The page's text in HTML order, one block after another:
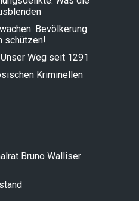
Bevölkerung
schützen!
Weg seit 1291
Kriminellen
Bruno Walliser